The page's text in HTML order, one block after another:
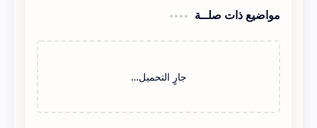
مواضيع ذات صلــة
‏جارٍ التحميل…